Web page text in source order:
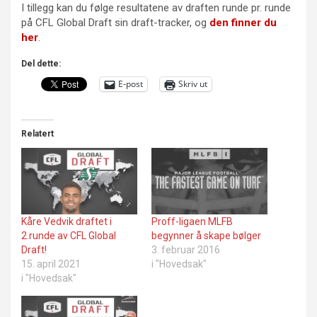
I tillegg kan du følge resultatene av draften runde pr. runde
på CFL Global Draft sin draft-tracker, og den finner du
her.
Del dette:
E-post Skriv ut
Relatert
Kåre Vedvik draftet i
2.runde av CFL Global
Draft!
15. april 2021
i "Hovedsak"
Proff-ligaen MLFB
begynner å skape bølger
3. februar 2016
i "Hovedsak"